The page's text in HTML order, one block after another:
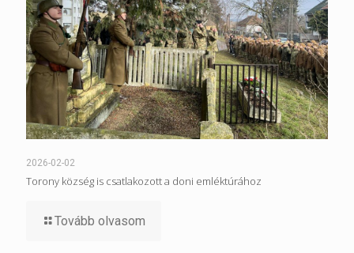
2026-02-02
Torony község is csatlakozott a doni emléktúrához
Tovább olvasom